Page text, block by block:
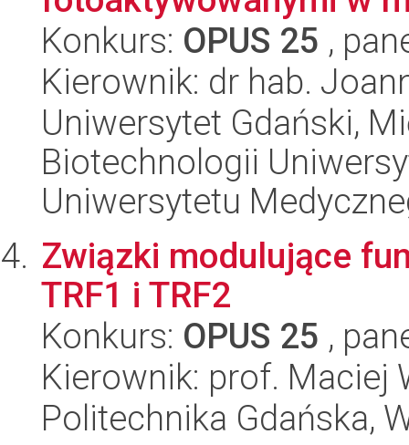
Konkurs: OPUS 25 ,
Kierownik: dr hab.
Uniwersytet Gdański,
Biotechnologii
Uniwersytetu
Związki modulujące
TRF1 i TRF2
Konkurs: OPUS 25 ,
Kierownik: prof. Maciej
Politechnika Gdańska,